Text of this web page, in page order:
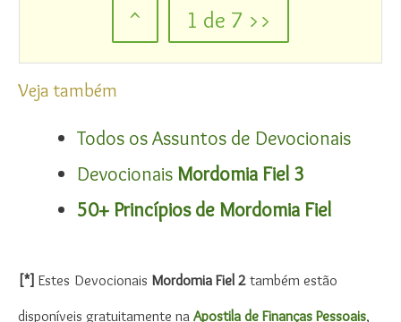
^ 1 de 7 >>
Veja também
Todos os Assuntos de Devocionais
Devocionais Mordomia Fiel 3
50+ Princípios de Mordomia Fiel
[*] Estes Devocionais Mordomia Fiel 2 também estão
disponíveis gratuitamente na Apostila de Finanças Pessoais,